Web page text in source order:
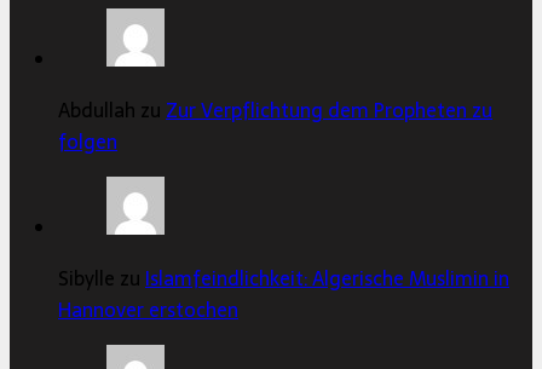
Abdullah zu Zur Verpflichtung dem Propheten zu
folgen
Sibylle zu Islamfeindlichkeit: Algerische Muslimin in
Hannover erstochen